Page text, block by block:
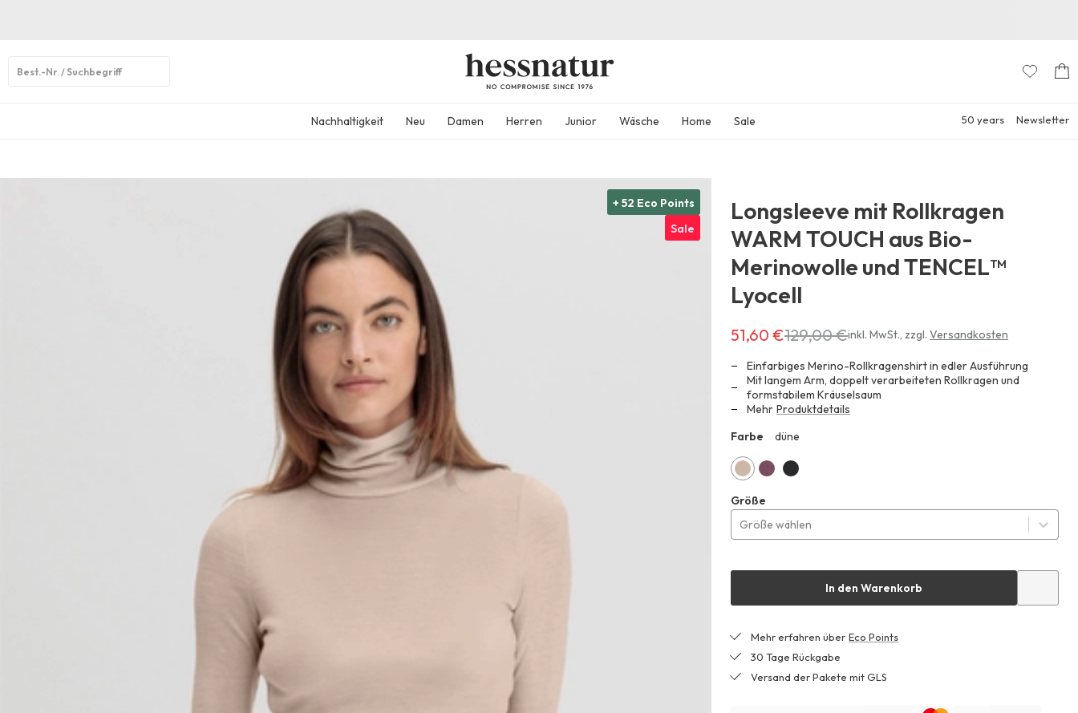
Nachhaltigkeit Neu Damen Herren Junior Wäsche Home Sale 50 years Newsletter
+ 52 Eco Points
Sale
Longsleeve mit Rollkragen
WARM TOUCH aus Bio-
Merinowolle und TENCEL™
Lyocell
Erhältlich
51,60 €
anstatt
129,00 €
51,60 €129,00 €inkl. MwSt.,zzgl. Versandkosten
Einfarbiges Merino-Rollkragenshirt in edler Ausführung
Mit langem Arm, doppelt verarbeiteten Rollkragen und
formstabilem Kräuselsaum
Mehr Produktdetails
Farbe
düne
Größe
Größe wählen
In den Warenkorb
Mehr erfahren über Eco Points
30 Tage Rückgabe
Versand der Pakete mit GLS